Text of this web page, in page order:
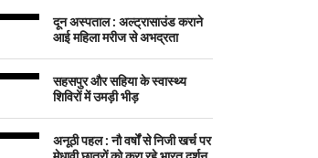
दून अस्पताल : अल्ट्रासाउंड कराने
आई महिला मरीज से अभद्रता
सहसपुर और सहिया के स्वास्थ्य
शिविरों में उमड़ी भीड़
अनूठी पहल : नौ वर्षों से निजी खर्च पर